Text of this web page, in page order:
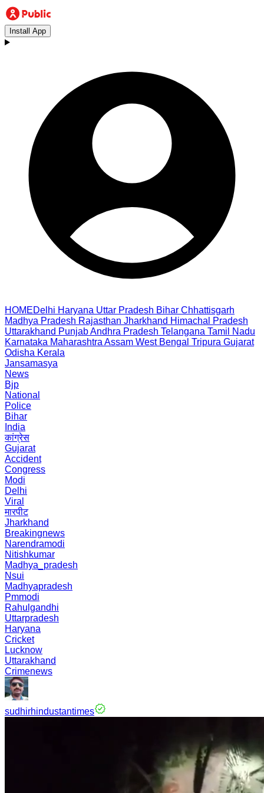
Install App
HOMEDelhi Haryana Uttar Pradesh Bihar Chhattisgarh
Madhya Pradesh Rajasthan Jharkhand Himachal Pradesh
Uttarakhand PunjabAndhra Pradesh Telangana Tamil Nadu
Karnataka Maharashtra Assam West Bengal Tripura Gujarat
Odisha Kerala
Jansamasya
News
Bjp
National
Police
Bihar
India
कांग्रेस
Gujarat
Accident
Congress
Modi
Delhi
Viral
मारपीट
Jharkhand
Breakingnews
Narendramodi
Nitishkumar
Madhya_pradesh
Nsui
Madhyapradesh
Pmmodi
Rahulgandhi
Uttarpradesh
Haryana
Cricket
Lucknow
Uttarakhand
Crimenews
sudhirhindustantimes